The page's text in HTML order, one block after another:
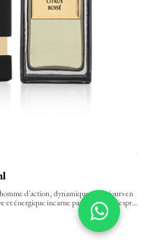
d'action, dynamique et toujours en
et énergique incarne parfaitement l'esprit
recule devant rien, ce parfum est une